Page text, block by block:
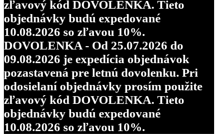
zľavový kód DOVOLENKA. Tieto
objednávky budú expedované
10.08.2026 so zľavou 10%.
DOVOLENKA - Od 25.07.2026 do
09.08.2026 je expedícia objednávok
pozastavená pre letnú dovolenku. Pri
odosielaní objednávky prosím použite
zľavový kód DOVOLENKA. Tieto
objednávky budú expedované
10.08.2026 so zľavou 10%.